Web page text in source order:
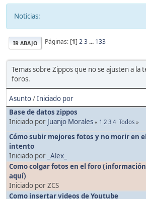
Noticias:
IR ABAJO Páginas: [1] 23... 133
Temas sobre Zippos que no se ajusten a la
foros.
Asunto/Iniciado por
Base de datos zippos
Iniciado por Juanjo Morales « 1 2 3 4 Todos »
Cómo subir mejores fotos y no morir en el
intento
Iniciado por _Alex_
Como colgar fotos en el foro (información
aquí)
Iniciado por ZCS
Como insertar videos de Youtube